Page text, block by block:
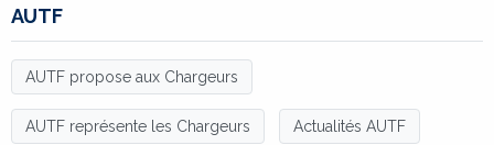
AUTF
AUTF propose aux Chargeurs
AUTF représente les Chargeurs Actualités AUTF